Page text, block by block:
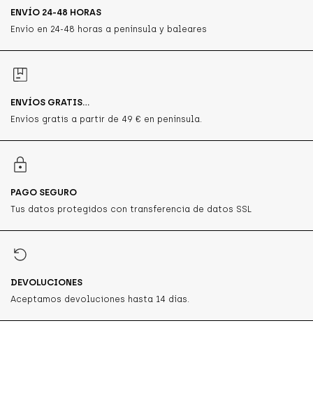
ENVÍO 24-48 HORAS
Envío en 24-48 horas a península y baleares
ENVÍOS GRATIS...
Envíos gratis a partir de 49 € en península.
PAGO SEGURO
Tus datos protegidos con transferencia de datos SSL
DEVOLUCIONES
Aceptamos devoluciones hasta 14 días.